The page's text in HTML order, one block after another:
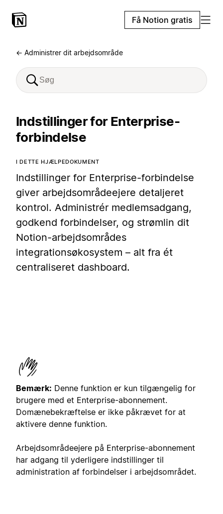
Få Notion gratis
← Administrer dit arbejdsområde
Indstillinger for Enterprise-
forbindelse
I DETTE HJÆLPEDOKUMENT
Indstillinger for Enterprise-forbindelse
giver arbejdsområdeejere detaljeret
kontrol. Administrér medlemsadgang,
godkend forbindelser, og strømlin dit
Notion-arbejdsområdes
integrationsøkosystem – alt fra ét
centraliseret dashboard.
Bemærk: Denne funktion er kun tilgængelig for
brugere med et Enterprise-abonnement.
Domænebekræftelse er ikke påkrævet for at
aktivere denne funktion.
Arbejdsområdeejere på Enterprise-abonnement
har adgang til yderligere indstillinger til
administration af forbindelser i arbejdsområdet.